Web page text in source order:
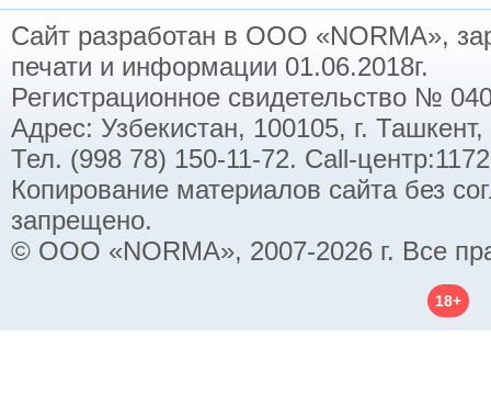
Сайт разработан в ООО «NORMA»,
печати и информации 01.06.2018г.
Регистрационное свидетельство №
Адрес: Узбекистан, 100105, г.
Тел. (998 78) 150-11-72. Call-
Копирование материалов сайта без
запрещено.
© ООО «NORMA», 2007-2026 г. Все
18+